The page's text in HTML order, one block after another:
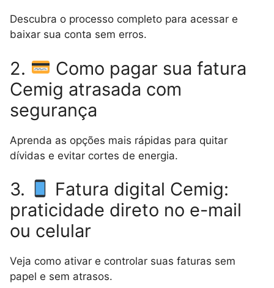
Descubra o processo completo para acessar e
baixar sua conta sem erros.
2.
Como pagar sua fatura
Cemig atrasada com
segurança
Aprenda as opções mais rápidas para quitar
dívidas e evitar cortes de energia.
3.
Fatura digital Cemig:
praticidade direto no e-mail
ou celular
Veja como ativar e controlar suas faturas sem
papel e sem atrasos.